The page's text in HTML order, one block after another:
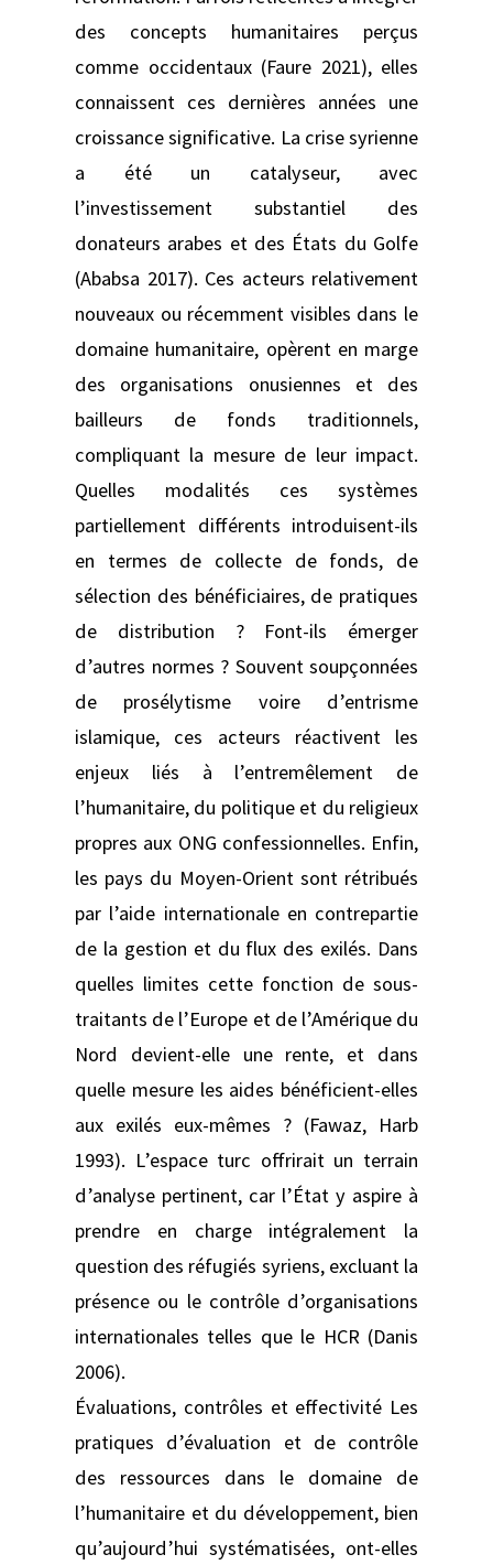
des concepts humanitaires perçus
comme occidentaux (Faure 2021), elles
connaissent ces dernières années une
croissance significative. La crise syrienne
a été un catalyseur, avec
l’investissement substantiel des
donateurs arabes et des États du Golfe
(Ababsa 2017). Ces acteurs relativement
nouveaux ou récemment visibles dans le
domaine humanitaire, opèrent en marge
des organisations onusiennes et des
bailleurs de fonds traditionnels,
compliquant la mesure de leur impact.
Quelles modalités ces systèmes
partiellement différents introduisent-ils
en termes de collecte de fonds, de
sélection des bénéficiaires, de pratiques
de distribution ? Font-ils émerger
d’autres normes ? Souvent soupçonnées
de prosélytisme voire d’entrisme
islamique, ces acteurs réactivent les
enjeux liés à l’entremêlement de
l’humanitaire, du politique et du religieux
propres aux ONG confessionnelles. Enfin,
les pays du Moyen-Orient sont rétribués
par l’aide internationale en contrepartie
de la gestion et du flux des exilés. Dans
quelles limites cette fonction de sous-
traitants de l’Europe et de l’Amérique du
Nord devient-elle une rente, et dans
quelle mesure les aides bénéficient-elles
aux exilés eux-mêmes ? (Fawaz, Harb
1993). L’espace turc offrirait un terrain
d’analyse pertinent, car l’État y aspire à
prendre en charge intégralement la
question des réfugiés syriens, excluant la
présence ou le contrôle d’organisations
internationales telles que le HCR (Danis
2006).
Évaluations, contrôles et effectivité Les
pratiques d’évaluation et de contrôle
des ressources dans le domaine de
l’humanitaire et du développement, bien
qu’aujourd’hui systématisées, ont-elles